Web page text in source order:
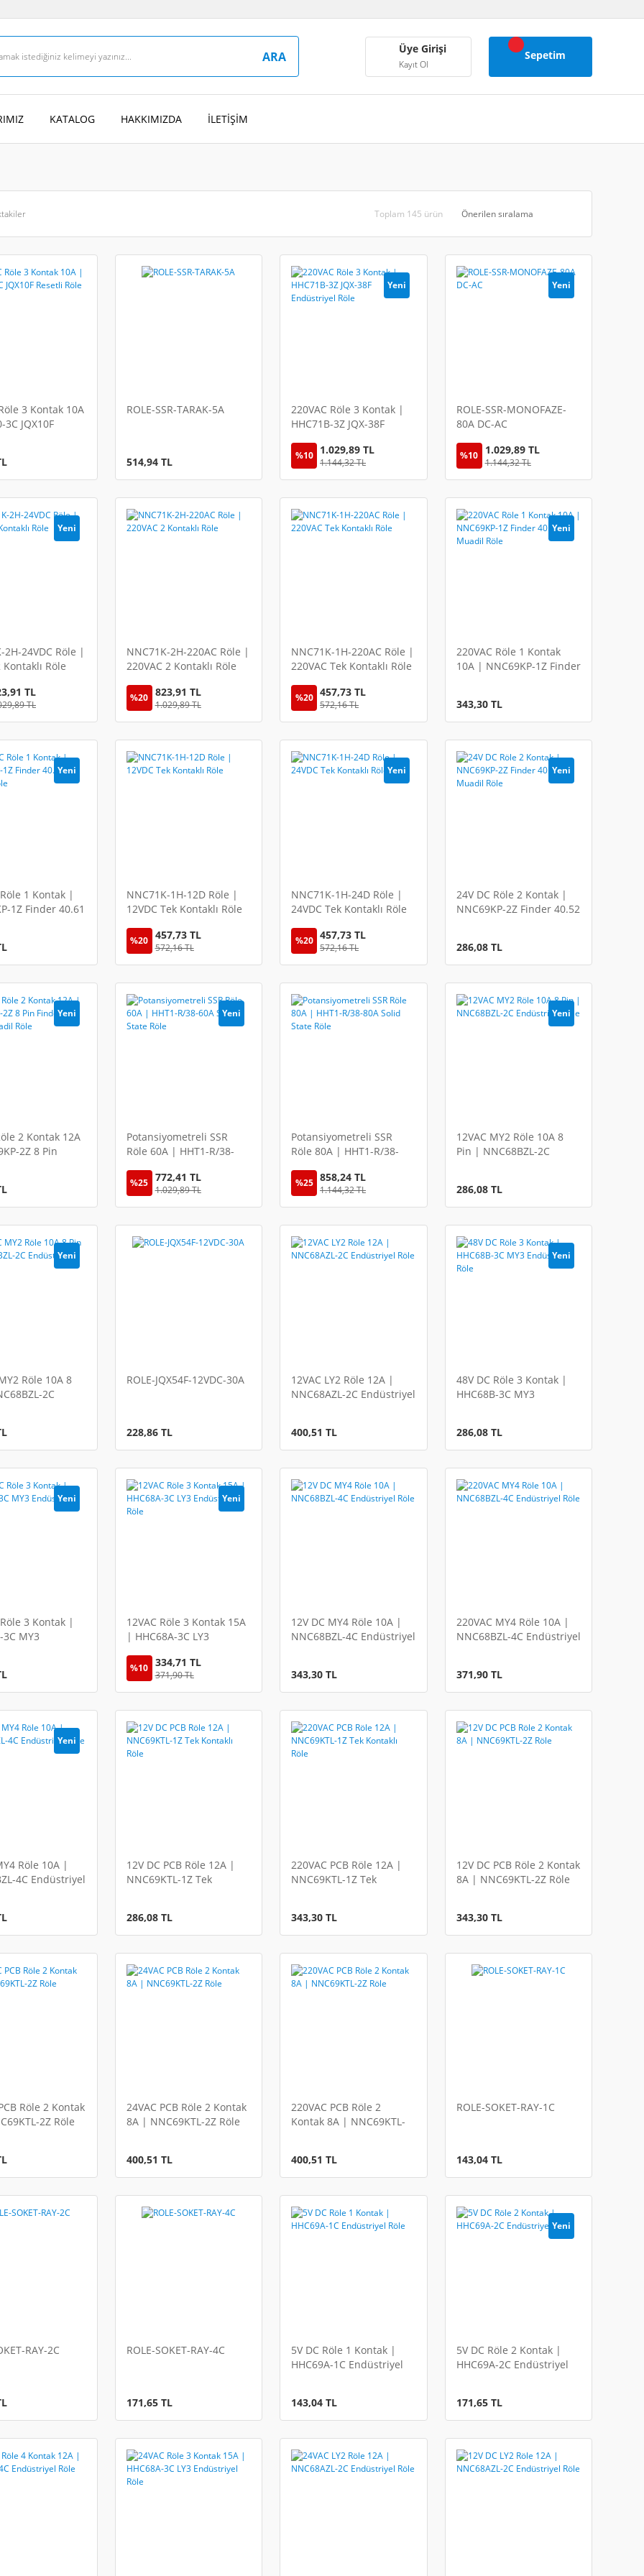
ARA Üye Girişi
Kayıt Ol
Sepetim
KATALOG HAKKIMIZDA İLETİŞİM
Toplam 145 ürün
3 Kontak 10A
3C JQX10F
ROLE-SSR-TARAK-5A
514,94 TL
Yeni
220VAC Röle 3 Kontak |
HHC71B-3Z JQX-38F
%10 1.029,89 TL
1.144,32 TL
Yeni
ROLE-SSR-MONOFAZE-
80A DC-AC
%10 1.029,89 TL
1.144,32 TL
Yeni
2H-24VDC Röle |
Kontaklı Röle
TL
TL
NNC71K-2H-220AC Röle |
220VAC 2 Kontaklı Röle
%20 823,91 TL
1.029,89 TL
NNC71K-1H-220AC Röle |
220VAC Tek Kontaklı Röle
%20 457,73 TL
572,16 TL
Yeni
220VAC Röle 1 Kontak
10A | NNC69KP-1Z Finder
343,30 TL
Yeni
1 Kontak |
1Z Finder 40.61
NNC71K-1H-12D Röle |
12VDC Tek Kontaklı Röle
%20 457,73 TL
572,16 TL
Yeni
NNC71K-1H-24D Röle |
24VDC Tek Kontaklı Röle
%20 457,73 TL
572,16 TL
Yeni
24V DC Röle 2 Kontak |
NNC69KP-2Z Finder 40.52
286,08 TL
Yeni
2 Kontak 12A
2Z 8 Pin
Yeni
Potansiyometreli SSR
Röle 60A | HHT1-R/38-
%25 772,41 TL
1.029,89 TL
Potansiyometreli SSR
Röle 80A | HHT1-R/38-
%25 858,24 TL
1.144,32 TL
Yeni
12VAC MY2 Röle 10A 8
Pin | NNC68BZL-2C
286,08 TL
Yeni
Röle 10A 8
2C
ROLE-JQX54F-12VDC-30A
228,86 TL
12VAC LY2 Röle 12A |
NNC68AZL-2C Endüstriyel
400,51 TL
Yeni
48V DC Röle 3 Kontak |
HHC68B-3C MY3
286,08 TL
Yeni
3 Kontak |
3C MY3
Yeni
12VAC Röle 3 Kontak 15A
| HHC68A-3C LY3
%10 334,71 TL
371,90 TL
12V DC MY4 Röle 10A |
NNC68BZL-4C Endüstriyel
343,30 TL
220VAC MY4 Röle 10A |
NNC68BZL-4C Endüstriyel
371,90 TL
Yeni
Röle 10A |
4C Endüstriyel
12V DC PCB Röle 12A |
NNC69KTL-1Z Tek
286,08 TL
220VAC PCB Röle 12A |
NNC69KTL-1Z Tek
343,30 TL
12V DC PCB Röle 2 Kontak
8A | NNC69KTL-2Z Röle
343,30 TL
Röle 2 Kontak
2Z Röle
24VAC PCB Röle 2 Kontak
8A | NNC69KTL-2Z Röle
400,51 TL
220VAC PCB Röle 2
Kontak 8A | NNC69KTL-
400,51 TL
ROLE-SOKET-RAY-1C
143,04 TL
RAY-2C ROLE-SOKET-RAY-4C
171,65 TL
5V DC Röle 1 Kontak |
HHC69A-1C Endüstriyel
143,04 TL
Yeni
5V DC Röle 2 Kontak |
HHC69A-2C Endüstriyel
171,65 TL